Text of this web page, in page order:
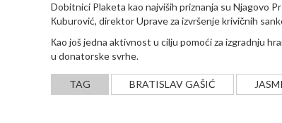
Dobitnici Plaketa kao najviših priznanja su Njagovo
Кuburović, direktor Uprave za izvršenje krivičnih
Кao još jedna aktivnost u cilju pomoći za izgradnju
u donatorske svrhe.
TAG BRATISLAV GAŠIĆ